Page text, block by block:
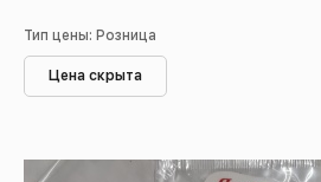
Тип цены: Розница
Цена скрыта